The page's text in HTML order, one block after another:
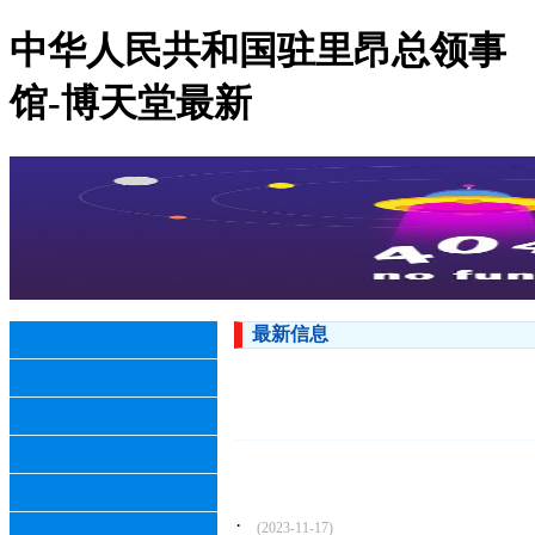
中华人民共和国驻里昂总领事
馆-博天堂最新
最新信息
· (2023-11-17)